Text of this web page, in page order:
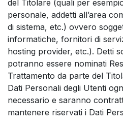
del Titolare (quali per
personale, addetti all’area
di sistema, etc.) ovvero
informatiche, fornitori di
hosting provider, etc.). Detti
potranno essere nominati
Trattamento da parte del
Dati Personali degli Utenti
necessario e saranno
mantenere riservati i Dati